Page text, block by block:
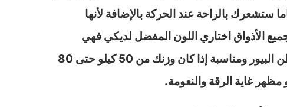
ستشعرك بالراحة عند الحركة بالإضافة لأنها
الأذواق اختاري اللون المفضل لديكي فهي
مصنوعة من خامة القطن البيور ومناسبة إذا كان وزنك من 50 كيلو حتى 80
مظهر غاية الرقة والنعومة.